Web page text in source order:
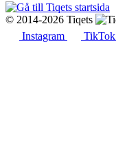
© 2014-2026 Tiqets
Instagram
TikTok